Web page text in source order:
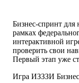
Бизнес-спринт
рамках
интерактивной
проверить свои
Первый этап уже
Игра ИЗЗЗИ